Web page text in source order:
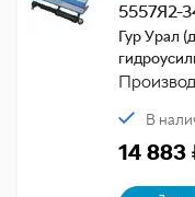
5557Я2-
Гур Урал
В
14 883